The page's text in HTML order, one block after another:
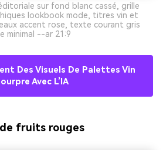
sur fond blanc cassé, grille
lookbook mode, titres vin et
accent rose, texte courant gris
minimal --ar 21:9
Des Visuels De Palettes Vin
Avec L’IA
fruits rouges